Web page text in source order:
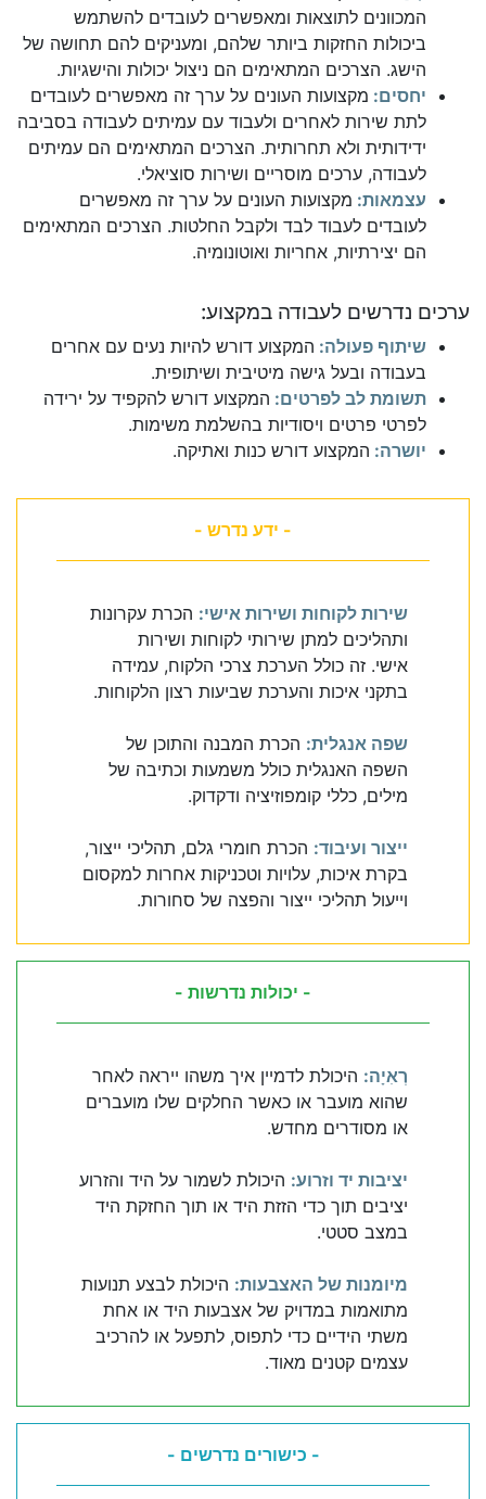
המכוונים לתוצאות ומאפשרים לעובדים להשתמש
ביכולות החזקות ביותר שלהם, ומעניקים להם תחושה של
הישג. הצרכים המתאימים הם ניצול יכולות והישגיות.
יחסים: מקצועות העונים על ערך זה מאפשרים לעובדים
לתת שירות לאחרים ולעבוד עם עמיתים לעבודה בסביבה
ידידותית ולא תחרותית. הצרכים המתאימים הם עמיתים
לעבודה, ערכים מוסריים ושירות סוציאלי.
עצמאות: מקצועות העונים על ערך זה מאפשרים
לעובדים לעבוד לבד ולקבל החלטות. הצרכים המתאימים
הם יצירתיות, אחריות ואוטונומיה.
ערכים נדרשים לעבודה במקצוע:
שיתוף פעולה: המקצוע דורש להיות נעים עם אחרים
בעבודה ובעל גישה מיטיבית ושיתופית.
תשומת לב לפרטים: המקצוע דורש להקפיד על ירידה
לפרטי פרטים ויסודיות בהשלמת משימות.
יושרה: המקצוע דורש כנות ואתיקה.
- ידע נדרש -
שירות לקוחות ושירות אישי: הכרת עקרונות
ותהליכים למתן שירותי לקוחות ושירות
אישי. זה כולל הערכת צרכי הלקוח, עמידה
בתקני איכות והערכת שביעות רצון הלקוחות.
שפה אנגלית: הכרת המבנה והתוכן של
השפה האנגלית כולל משמעות וכתיבה של
מילים, כללי קומפוזיציה ודקדוק.
ייצור ועיבוד: הכרת חומרי גלם, תהליכי ייצור,
בקרת איכות, עלויות וטכניקות אחרות למקסום
וייעול תהליכי ייצור והפצה של סחורות.
- יכולות נדרשות -
רְאִיָה: היכולת לדמיין איך משהו ייראה לאחר
שהוא מועבר או כאשר החלקים שלו מועברים
או מסודרים מחדש.
יציבות יד וזרוע: היכולת לשמור על היד והזרוע
יציבים תוך כדי הזזת היד או תוך החזקת היד
במצב סטטי.
מיומנות של האצבעות: היכולת לבצע תנועות
מתואמות במדויק של אצבעות היד או אחת
משתי הידיים כדי לתפוס, לתפעל או להרכיב
עצמים קטנים מאוד.
- כישורים נדרשים -